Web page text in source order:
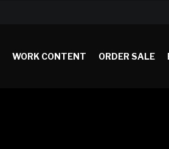
WORK CONTENT ORDER SALE